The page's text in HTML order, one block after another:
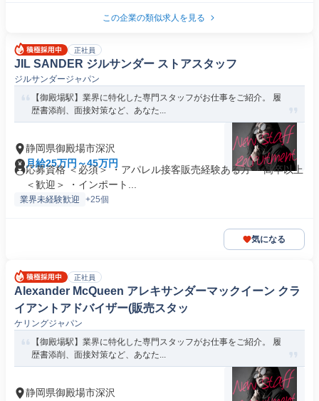
この企業の類似求人を見る
正社員
JIL SANDER ジルサンダー ストアスタッフ
ジルサンダージャパン
【御殿場駅】業界に特化した専門スタッフがお仕事をご紹介。 履
歴書添削、面接対策など、あなた...
静岡県御殿場市深沢
月給25万円～45万円
応募資格 ＜必須＞ ・アパレル接客販売経験ある方 ・高卒以上
＜歓迎＞ ・インポート...
業界未経験歓迎 +25個
気になる
正社員
Alexander McQueen アレキサンダーマックイーン クラ
イアントアドバイザー(販売スタッ
ケリングジャパン
【御殿場駅】業界に特化した専門スタッフがお仕事をご紹介。 履
歴書添削、面接対策など、あなた...
静岡県御殿場市深沢